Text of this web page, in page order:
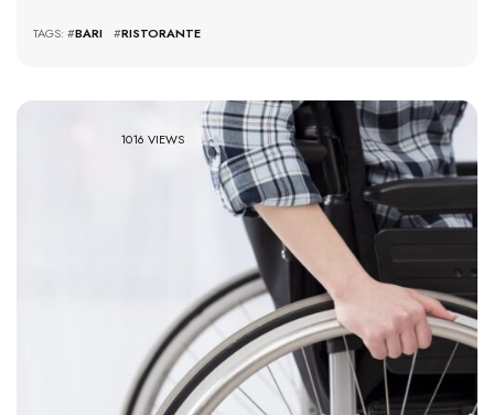
TAGS: #BARI #RISTORANTE
1016 VIEWS